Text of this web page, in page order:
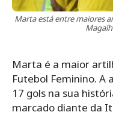
Marta está entre maiores
Marta é a maior
Futebol Feminino.
17 gols na sua
marcado diante da